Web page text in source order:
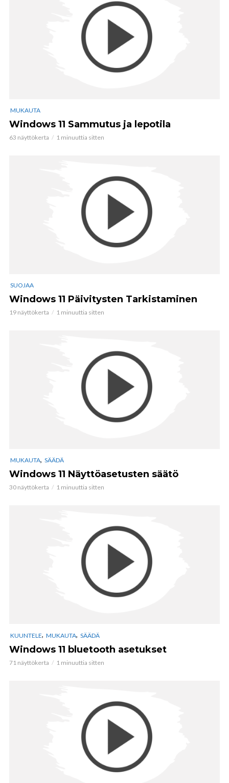
MUKAUTA
Windows 11 Sammutus ja lepotila
63 näyttökerta 1 minuuttia sitten
SUOJAA
Windows 11 Päivitysten Tarkistaminen
19 näyttökerta 1 minuuttia sitten
MUKAUTA, SÄÄDÄ
Windows 11 Näyttöasetusten säätö
30 näyttökerta 1 minuuttia sitten
KUUNTELE, MUKAUTA, SÄÄDÄ
Windows 11 bluetooth asetukset
71 näyttökerta 1 minuuttia sitten